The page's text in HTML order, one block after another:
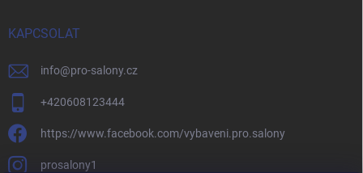
KAPCSOLAT
info@pro-salony.cz
+420608123444
https://www.facebook.com/vybaveni.pro.salony
prosalony1